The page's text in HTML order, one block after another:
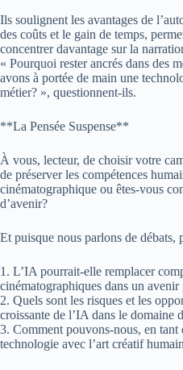
Ils soulignent les avantages de
des coûts et le gain de temps,
concentrer davantage sur la
« Pourquoi rester ancrés dans des
avons à portée de main une
métier? », questionnent-ils.
**La Pensée Suspense**
À vous, lecteur, de choisir votre
de préserver les compétences
cinématographique ou êtes-vous
d’avenir?
Et puisque nous parlons de débats,
1. L’IA pourrait-elle remplacer
cinématographiques dans un avenir
2. Quels sont les risques et les
croissante de l’IA dans le domaine
3. Comment pouvons-nous, en tant
technologie avec l’art créatif